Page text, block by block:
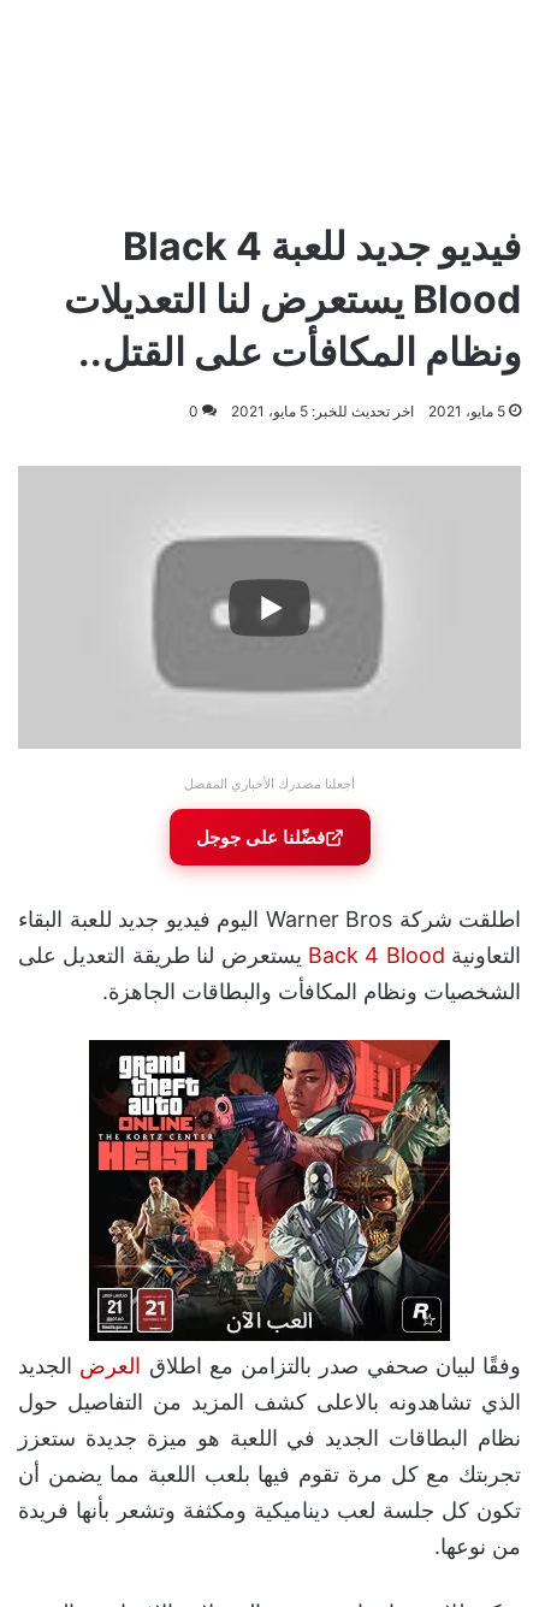
فيديو جديد للعبة Black 4
Blood يستعرض لنا التعديلات
ونظام المكافأت على القتل..
5 مايو، 2021 اخر تحديث للخبر: 5 مايو، 2021 0
أجعلنا مصدرك الأخباري المفضل
فضّلنا على جوجل
اطلقت شركة Warner Bros اليوم فيديو جديد للعبة البقاء
التعاونيةBack 4 Bloodيستعرض لنا طريقة التعديل على
الشخصيات ونظام المكافأت والبطاقات الجاهزة.